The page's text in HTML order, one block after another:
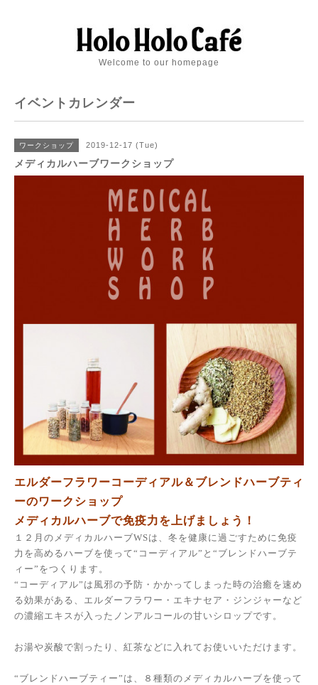
Welcome to our homepage
イベントカレンダー
ワークショップ 2019-12-17 (Tue)
メディカルハーブワークショップ
エルダーフラワーコーディアル＆ブレンドハーブティ
ーのワークショップ
メディカルハーブで免疫力を上げましょう！
１２月のメディカルハーブWSは、冬を健康に過ごすために免疫
力を高めるハーブを使って“コーディアル”と“ブレンドハーブテ
ィー”をつくります。
“コーディアル”は風邪の予防・かかってしまった時の治癒を速め
る効果がある、エルダーフラワー・エキナセア・ジンジャーなど
の濃縮エキスが入ったノンアルコールの甘いシロップです。
お湯や炭酸で割ったり、紅茶などに入れてお使いいただけます。
“ブレンドハーブティー”は、８種類のメディカルハーブを使って